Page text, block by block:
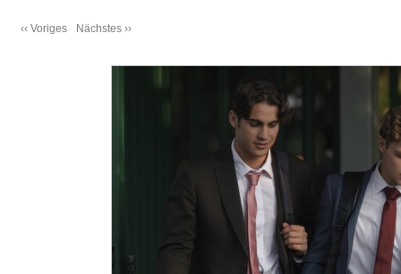
‹‹ Voriges Nächstes ››